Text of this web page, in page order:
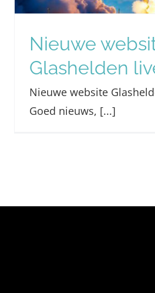
Nieuwe
Glashelden
Nieuwe website
Goed nieuws, [...]